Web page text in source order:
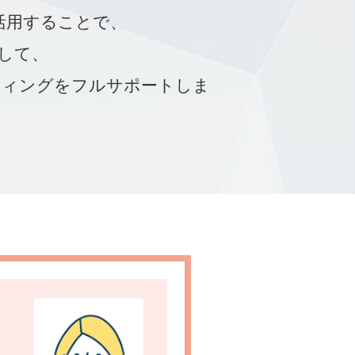
することで、
て、
ングをフルサポートしま